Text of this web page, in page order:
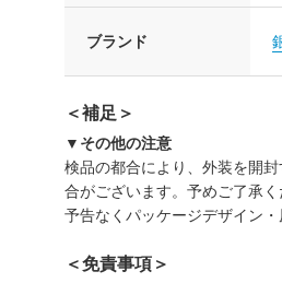
ブランド
＜補足＞
▼その他の注意
検品の都合により、外装を開
合がございます。予めご了承く
予告なくパッケージデザイン
＜免責事項＞